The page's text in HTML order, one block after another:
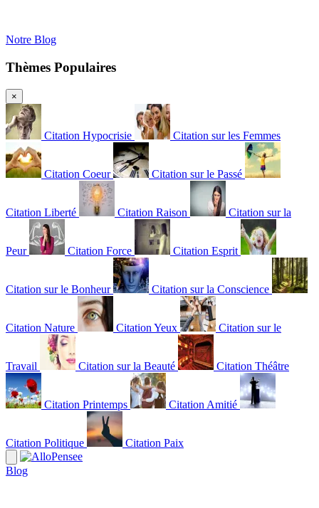
Notre Blog
Thèmes Populaires
×
Citation Hypocrisie Citation sur les Femmes
Citation Coeur Citation sur le Passé
Citation Liberté Citation Raison Citation sur la
Peur Citation Force Citation Esprit
Citation sur le Bonheur Citation sur la Conscience
Citation Nature Citation Yeux Citation sur le
Travail Citation sur la Beauté Citation Théâtre
Citation Printemps Citation Amitié
Citation Politique Citation Paix
Blog